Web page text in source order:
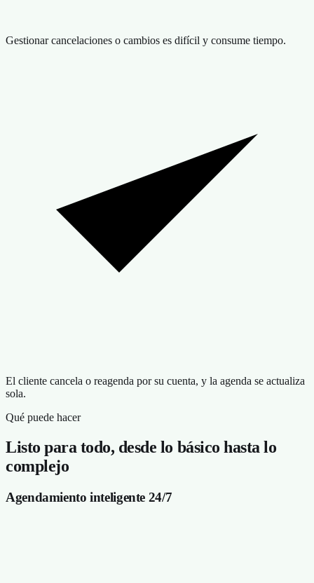
Gestionar cancelaciones o cambios es difícil y consume tiempo.
El cliente cancela o reagenda por su cuenta, y la agenda se actualiza
sola.
Qué puede hacer
Listo para todo, desde lo básico hasta lo
complejo
Agendamiento inteligente 24/7